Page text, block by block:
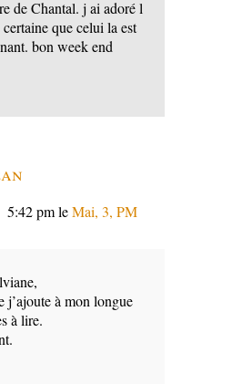
de Chantal. j ai adoré l
que celui la est
bon week end
5:42 pmleMai, 3, PM
j’ajoute à mon longue
à lire.